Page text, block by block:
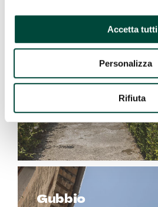
Accetta tutti
Personalizza
Rifiuta
Gubbio